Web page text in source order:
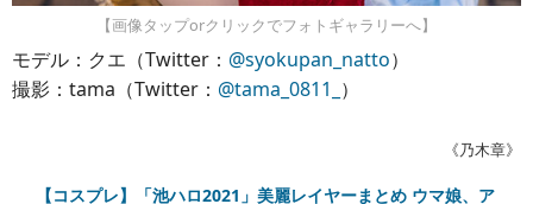
【画像タップorクリックでフォトギャラリーへ】
モデル：クエ（Twitter： @syokupan_natto）
撮影：tama（Twitter： @tama_0811_ ）
《乃木章》
【コスプレ】「池ハロ2021」美麗レイヤーまとめ ウマ娘、ア